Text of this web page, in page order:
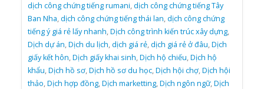
dịch công chứng tiếng rumani,dịch công chứng tiếng Tây
Ban Nha,dịch công chứng tiếng thái lan,dịch công chứng
tiếng ý giá rẻ lấy nhanh,Dịch công trình kiến trúc xây dựng,
Dịch dự án,Dịch du lịch,dịch giá rẻ,dịch giá rẻ ở đâu,Dịch
giấy kết hôn,Dịch giấy khai sinh,Dịch hộ chiếu,Dịch hộ
khẩu,Dịch hồ sơ,Dịch hồ sơ du học,Dịch hội chợ,Dịch hội
thảo,Dịch hợp đồng,Dịch marketting,Dịch ngôn ngữ,Dịch